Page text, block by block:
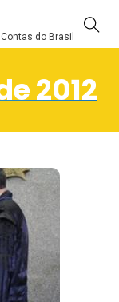
do Brasil
2012